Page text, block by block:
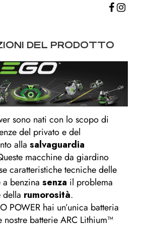
DEL PRODOTTO
sono nati con lo scopo di
del privato e del
alla salvaguardia
macchine da giardino
caratteristiche tecniche delle
benzina senza il problema
della rumorosità.
POWER hai un’unica batteria
nostre batterie ARC Lithium™